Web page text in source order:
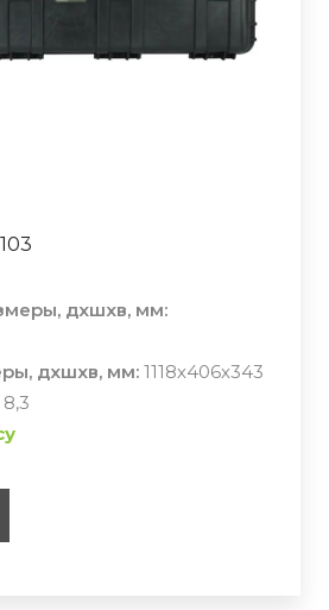
дхшхв, мм:
дхшхв, мм: 1118х406х343
8,3